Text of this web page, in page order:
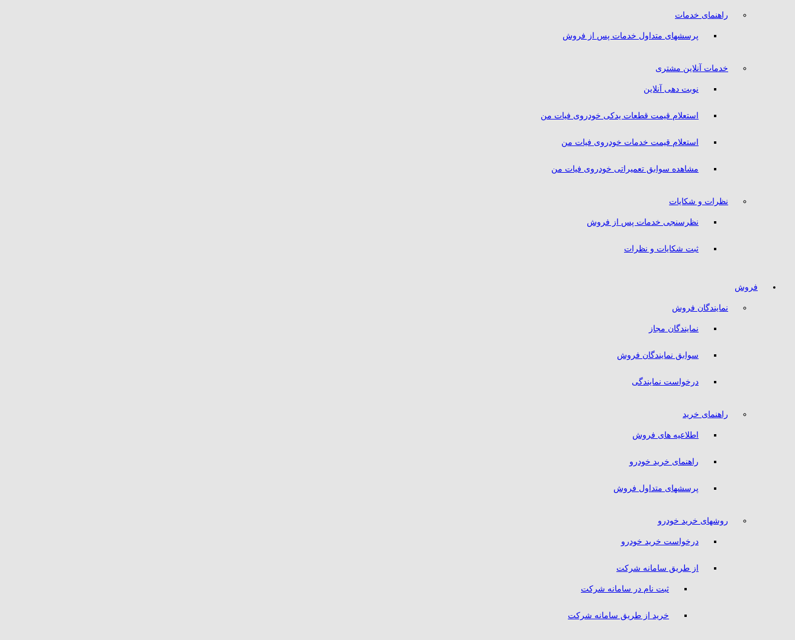
راهنمای خدمات
پرسشهای متداول خدمات پس از فروش
خدمات آنلاین مشتری
نوبت دهی آنلاین
استعلام قیمت قطعات یدکی خودروی فیات من
استعلام قیمت خدمات خودروی فیات من
مشاهده سوابق تعمیراتی خودروی فیات من
نظرات و شکایات
نظرسنجی خدمات پس از فروش
ثبت شکایات و نظرات
فروش
نمایندگان فروش
نمایندگان مجاز
سوابق نمایندگان فروش
درخواست نمایندگی
راهنمای خرید
اطلاعیه های فروش
راهنمای خرید خودرو
پرسشهای متداول فروش
روشهای خرید خودرو
درخواست خرید خودرو
از طریق سامانه شرکت
ثبت نام در سامانه شرکت
خرید از طریق سامانه شرکت